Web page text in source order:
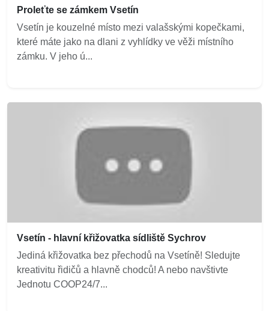
Proleťte se zámkem Vsetín
Vsetín je kouzelné místo mezi valašskými kopečkami,
které máte jako na dlani z vyhlídky ve věži místního
zámku. V jeho ú...
Vsetín - hlavní křižovatka sídliště Sychrov
Jediná křižovatka bez přechodů na Vsetíně! Sledujte
kreativitu řidičů a hlavně chodců! A nebo navštivte
Jednotu COOP24/7...